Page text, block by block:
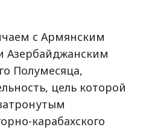
с Армянским
Азербайджанским
Полумесяца,
цель которой
карабахского